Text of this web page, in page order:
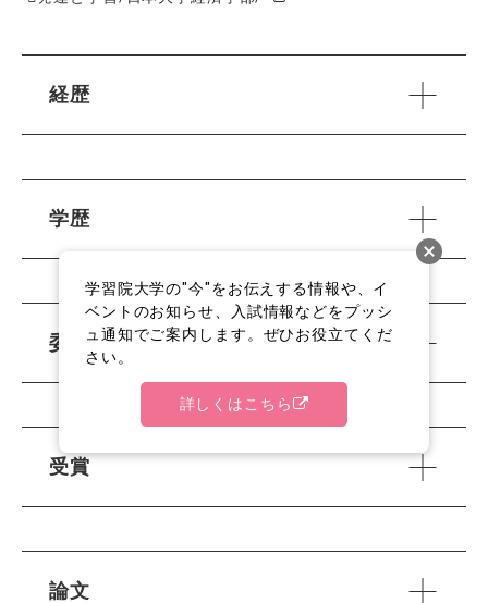
経歴
学歴
委員歴
受賞
論文
学習院大学の"今"をお伝えする情報や、イ
ベントのお知らせ、入試情報などをプッシ
ュ通知でご案内します。ぜひお役立てくだ
さい。
詳しくはこちら